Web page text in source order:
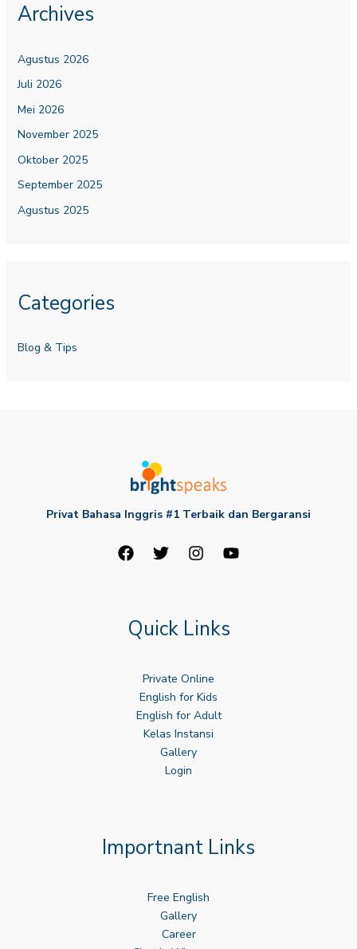
Archives
Agustus 2026
Juli 2026
Mei 2026
November 2025
Oktober 2025
September 2025
Agustus 2025
Categories
Blog & Tips
Privat Bahasa Inggris #1 Terbaik dan Bergaransi
Quick Links
Private Online
English for Kids
English for Adult
Kelas Instansi
Gallery
Login
Importnant Links
Free English
Gallery
Career